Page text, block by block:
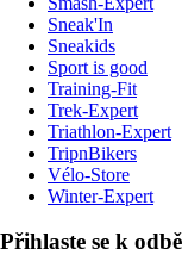
Sneak'In
Sneakids
Sport is good
Training-Fit
Trek-Expert
Triathlon-Expert
TripnBikers
Vélo-Store
Winter-Expert
Přihlaste se k